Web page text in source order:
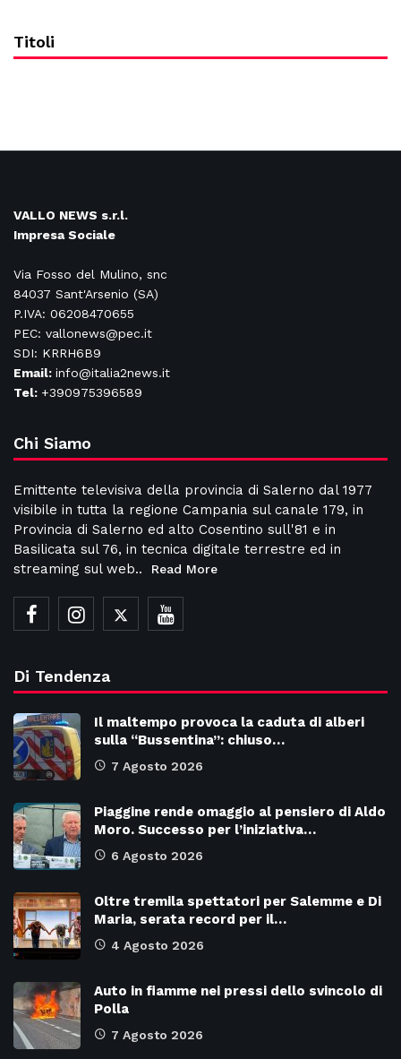
Titoli
VALLO NEWS s.r.l.
Impresa Sociale
Via Fosso del Mulino, snc
84037 Sant'Arsenio (SA)
P.IVA: 06208470655
PEC: vallonews@pec.it
SDI: KRRH6B9
Email: info@italia2news.it
Tel: +390975396589
Chi Siamo
Emittente televisiva della provincia di Salerno dal 1977
visibile in tutta la regione Campania sul canale 179, in
Provincia di Salerno ed alto Cosentino sull'81 e in
Basilicata sul 76, in tecnica digitale terrestre ed in
streaming sul web..
Read More
Di Tendenza
Il maltempo provoca la caduta di alberi
sulla “Bussentina”: chiuso…
7 Agosto 2026
Piaggine rende omaggio al pensiero di Aldo
Moro. Successo per l’iniziativa…
6 Agosto 2026
Oltre tremila spettatori per Salemme e Di
Maria, serata record per il…
4 Agosto 2026
Auto in fiamme nei pressi dello svincolo di
Polla
7 Agosto 2026